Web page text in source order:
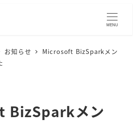
MENU
お知らせ
Microsoft BizSparkメン
BizSparkメン